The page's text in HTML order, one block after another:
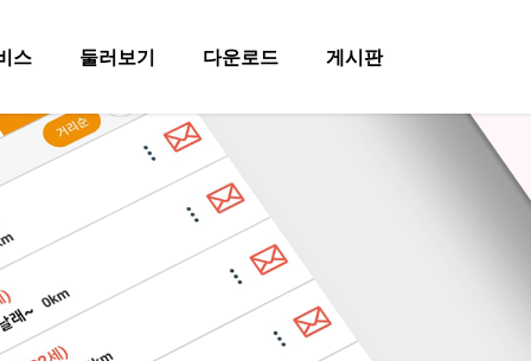
스 둘러보기 다운로드 게시판